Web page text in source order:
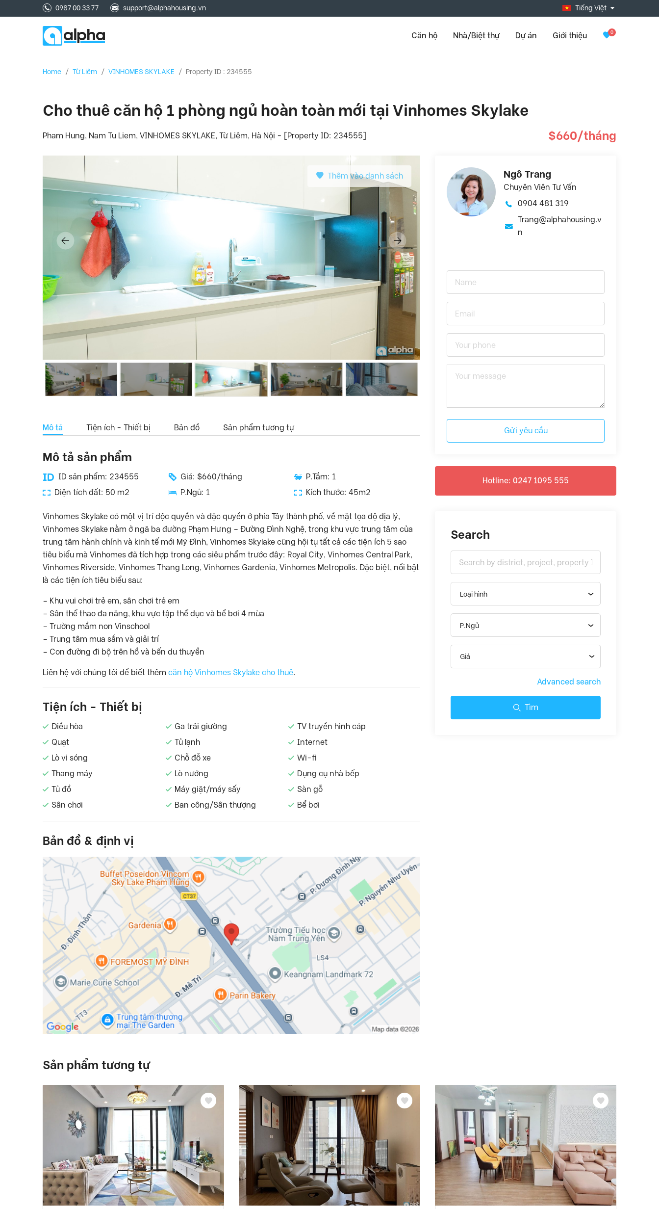
0987 00 33 77 support@alphahousing.vn Tiếng Việt
Căn hộ Nhà/Biệt thự Dự án Giới thiệu 0
Home / Từ Liêm / VINHOMES SKYLAKE / Property ID : 234555
Cho thuê căn hộ 1 phòng ngủ hoàn toàn mới tại Vinhomes Skylake
Pham Hung, Nam Tu Liem, VINHOMES SKYLAKE, Từ Liêm, Hà Nội - [Property ID: 234555] $660/tháng
Thêm vào danh sách
Mô tả Tiện ích - Thiết bị Bản đồ Sản phẩm tương tự
Mô tả sản phẩm
ID sản phẩm: 234555 Giá: $660/tháng
P.Tắm: 1
Diện tích đất: 50 m2
P.Ngủ: 1 Kích thước: 45m2
Vinhomes Skylake có một vị trí độc quyền và đặc quyền ở phía Tây thành phố, về mặt tọa độ địa lý,
Vinhomes Skylake nằm ở ngã ba đường Phạm Hưng – Đường Đình Nghệ, trong khu vực trung tâm của
trung tâm hành chính và kinh tế mới Mỹ Đình, Vinhomes Skylake cũng hội tụ tất cả các tiện ích 5 sao
tiêu biểu mà Vinhomes đã tích hợp trong các siêu phẩm trước đây: Royal City, Vinhomes Central Park,
Vinhomes Riverside, Vinhomes Thang Long, Vinhomes Gardenia, Vinhomes Metropolis. Đặc biệt, nổi bật
là các tiện ích tiêu biểu sau:
– Khu vui chơi trẻ em, sân chơi trẻ em
– Sân thể thao đa năng, khu vực tập thể dục và bể bơi 4 mùa
– Trường mầm non Vinschool
– Trung tâm mua sắm và giải trí
– Con đường đi bộ trên hồ và bến du thuyền
Liên hệ với chúng tôi để biết thêm căn hộ Vinhomes Skylake cho thuê.
Tiện ích - Thiết bị
Điều hòa Ga trải giường
TV truyền hình cáp
Quạt
Tủ lạnh
Internet
Lò vi sóng
Chỗ đỗ xe
Wi-fi
Thang máy
Lò nướng
Dụng cụ nhà bếp
Tủ đồ
Máy giặt/máy sấy
Sàn gỗ
Sân chơi
Ban công/Sân thượng Bể bơi
Bản đồ & định vị
Ngô Trang
Chuyên Viên Tư Vấn
0904 481 319
Trang@alphahousing.v
n
Gửi yêu cầu
Hotline: 0247 1095 555
Search
Loại hình
P.Ngủ
Giá
Advanced search
Tìm
Sản phẩm tương tự